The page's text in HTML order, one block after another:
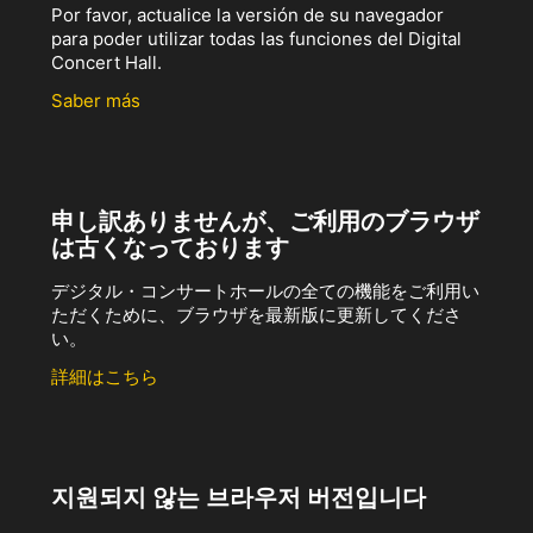
Por favor, actualice la versión de su navegador
para poder utilizar todas las funciones del Digital
Concert Hall.
Saber más
申し訳ありませんが、ご利用のブラウザ
は古くなっております
デジタル・コンサートホールの全ての機能をご利用い
ただくために、ブラウザを最新版に更新してくださ
い。
詳細はこちら
지원되지 않는 브라우저 버전입니다